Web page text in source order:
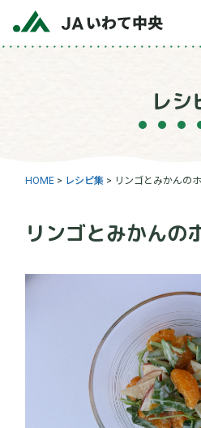
レシ
HOME > レシピ集 > リンゴとみかんの
リンゴとみかんの